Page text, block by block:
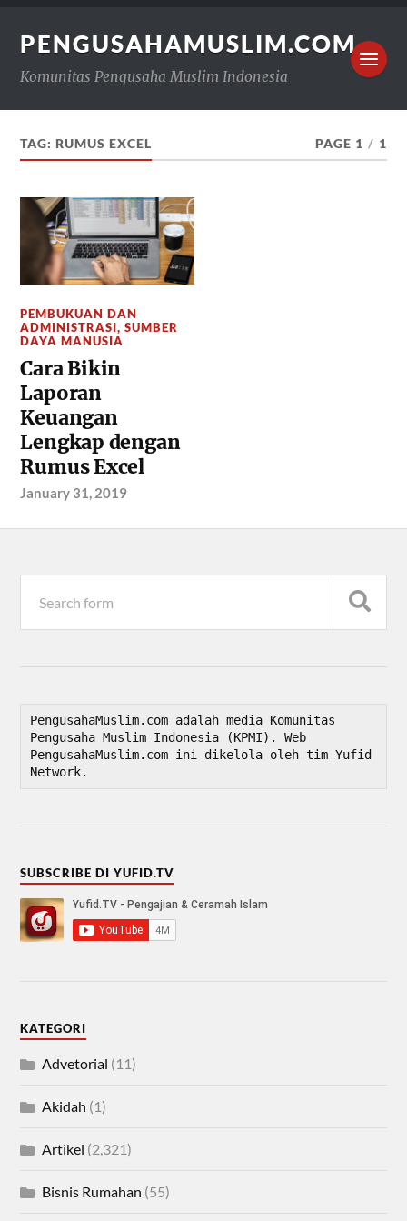
PENGUSAHAMUSLIM.COM
Komunitas Pengusaha Muslim Indonesia
TAG:RUMUS EXCEL PAGE 1 / 1
PEMBUKUAN DAN
ADMINISTRASI,SUMBER
DAYA MANUSIA
Cara Bikin
Laporan
Keuangan
Lengkap dengan
Rumus Excel
January 31, 2019
PengusahaMuslim.com adalah media Komunitas
Pengusaha Muslim Indonesia (KPMI). Web
PengusahaMuslim.com ini dikelola oleh tim Yufid
Network.
SUBSCRIBE DI YUFID.TV
KATEGORI
Advetorial (11)
Akidah (1)
Artikel (2,321)
Bisnis Rumahan (55)